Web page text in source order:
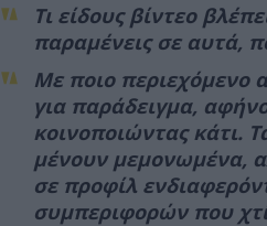
Τι είδους βίντεο
παραμένεις σε αυτά,
Με ποιο περιεχόμενο
για παράδειγμα,
κοινοποιώντας κάτι.
μένουν μεμονωμένα,
σε προφίλ
συμπεριφορών που